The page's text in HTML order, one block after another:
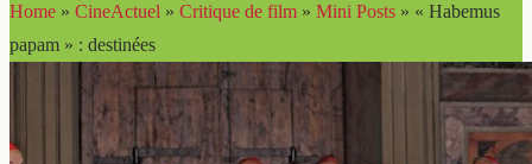
Home » CineActuel » Critique de film » Mini Posts » « Habemus
papam » : destinées